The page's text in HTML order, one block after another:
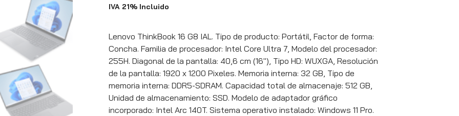
IVA 21% Incluido
Lenovo ThinkBook 16 G8 IAL. Tipo de producto: Portátil, Factor de forma:
Concha. Familia de procesador: Intel Core Ultra 7, Modelo del procesador:
255H. Diagonal de la pantalla: 40,6 cm (16″), Tipo HD: WUXGA, Resolución
de la pantalla: 1920 x 1200 Pixeles. Memoria interna: 32 GB, Tipo de
memoria interna: DDR5-SDRAM. Capacidad total de almacenaje: 512 GB,
Unidad de almacenamiento: SSD. Modelo de adaptador gráfico
incorporado: Intel Arc 140T. Sistema operativo instalado: Windows 11 Pro.